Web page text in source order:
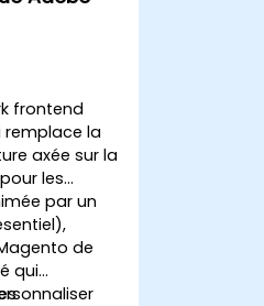
frontend
remplace la
axée sur la
les
par un
de
qui